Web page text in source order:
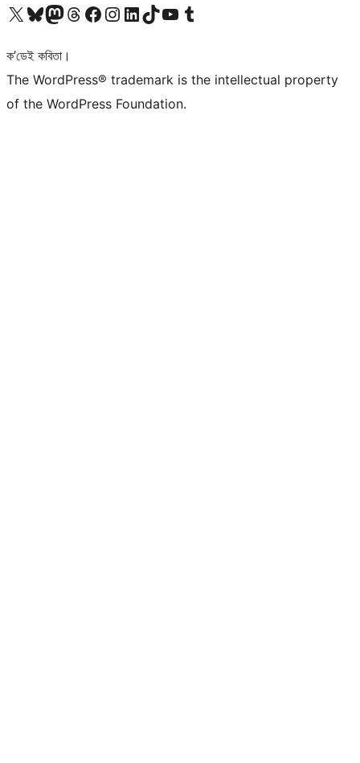
আমাৰ X (আগৰ Twitter) একাউণ্টলৈ যাওকআমাৰ Bluesky একাউণ্টলৈ যাওকআমাৰ Mastodon একাউণ্টলৈ যাওকআমাৰ Threads একাউণ্টলৈ যাওকআমাৰ Facebook পৃষ্ঠালৈ যাওকআমাৰ Instagram একাউণ্টলৈ যাওকআমাৰ LinkedIn একাউণ্টলৈ যাওকআমাৰ TikTok একাউণ্টলৈ যাওকআমাৰ YouTube চেনেললৈ যাওকআমাৰ Tumblr একাউণ্টলৈ যাওক
ক’ডেই কবিতা।
The WordPress® trademark is the intellectual property
of the WordPress Foundation.